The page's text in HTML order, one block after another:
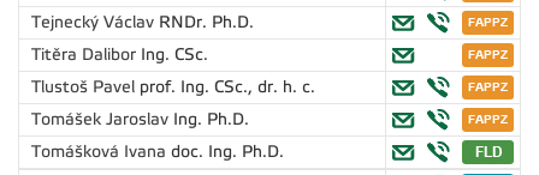
Tejnecký Václav RNDr. Ph.D.
Titěra Dalibor Ing. CSc.
Tlustoš Pavel prof. Ing. CSc., dr. h. c.
Tomášek Jaroslav Ing. Ph.D.
Tomášková Ivana doc. Ing. Ph.D.